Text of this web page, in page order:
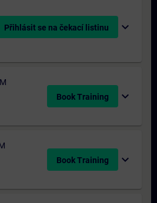
Přihlásit se na čekací listinu expand_more
Book Training expand_more
Book Training expand_more